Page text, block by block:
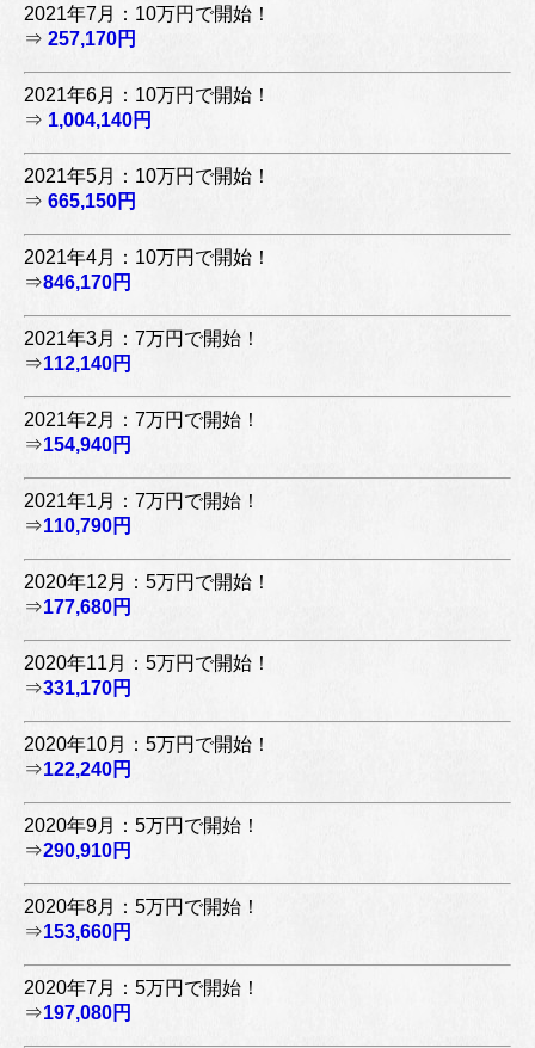
2021年7月：10万円で開始！
⇒ 257,170円
2021年6月：10万円で開始！
⇒ 1,004,140円
2021年5月：10万円で開始！
⇒ 665,150円
2021年4月：10万円で開始！
⇒846,170円
2021年3月：7万円で開始！
⇒112,140円
2021年2月：7万円で開始！
⇒154,940円
2021年1月：7万円で開始！
⇒110,790円
2020年12月：5万円で開始！
⇒177,680円
2020年11月：5万円で開始！
⇒331,170円
2020年10月：5万円で開始！
⇒122,240円
2020年9月：5万円で開始！
⇒290,910円
2020年8月：5万円で開始！
⇒153,660円
2020年7月：5万円で開始！
⇒197,080円